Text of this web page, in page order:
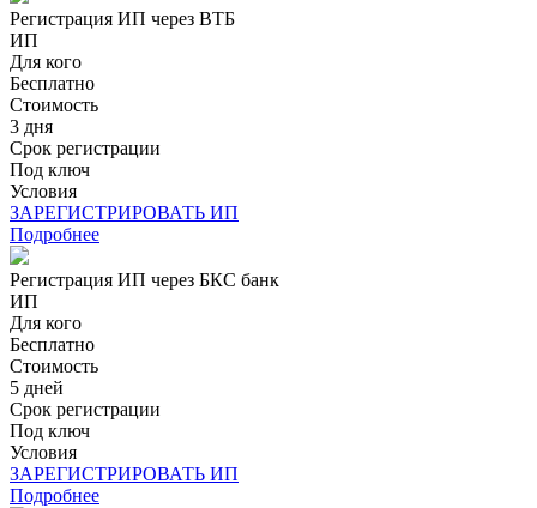
Регистрация ИП через ВТБ
ИП
Для кого
Бесплатно
Стоимость
3 дня
Срок регистрации
Под ключ
Условия
ЗАРЕГИСТРИРОВАТЬ ИП
Подробнее
Регистрация ИП через БКС банк
ИП
Для кого
Бесплатно
Стоимость
5 дней
Срок регистрации
Под ключ
Условия
ЗАРЕГИСТРИРОВАТЬ ИП
Подробнее